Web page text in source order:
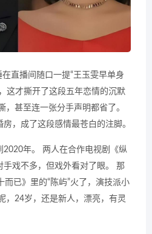
直播间随口一提“王玉雯早单身
这才撕开了这段五年恋情的沉默
，甚至连一张分手声明都省了。
，成了这段感情最苍白的注脚。
2020年。 两人在合作电视剧《纵
手戏不多，但戏外看对了眼。 那
而已》里的“陈屿”火了，演技派小
，24岁，还是新人，漂亮，有灵